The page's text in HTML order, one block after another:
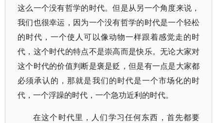
这么一个没有哲学的时代。但是从另一个角度来说，
我们也很幸运，因为一个没有哲学的时代是一个轻松
的时代，一个使人可以像动物一样跟着感觉走的时
代，这个时代的特点不是崇高而是快乐。无论大家对
这个时代的价值判断是褒是贬，但是有一点是大家都
必须承认的，那就是我们的时代是一个市场化的时
代，一个浮躁的时代，一个急功近利的时代。
在这个时代里，人们学习任何东西，首先都要